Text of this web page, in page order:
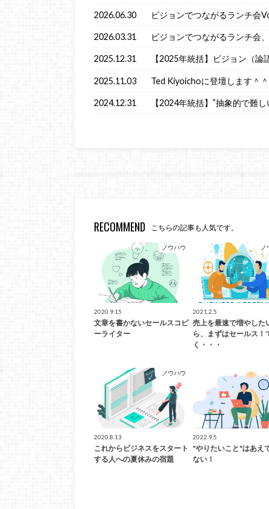
2026.06.30 ビジョンでつながるランチ会
2026.03.31 ビジョンでつながるランチ会、
2025.12.31 【2025年統括】ビジョン（
2025.11.03 Ted Kiyoichoに登壇します＾＾
2024.12.31 【2024年統括】”抽象的で難
RECOMMEND こちらの記事も人気です。
ノウハウ
2020.9.15
文章を書かないセールスコピ
ーライター
ノ
2021.2.5
売上を最速で増やした
ら、まずはセールス！
く・・・
ノウハウ
2020.8.13
これからビジネスをスタート
する人への夏休みの宿題
2022.9.5
"やりたいこと"はあえ
ない！